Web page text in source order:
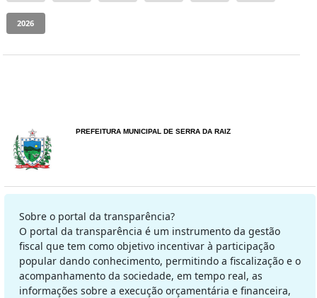
PREFEITURA MUNICIPAL DE SERRA DA RAIZ
Sobre o portal da transparência?
O portal da transparência é um instrumento da gestão
fiscal que tem como objetivo incentivar à participação
popular dando conhecimento, permitindo a fiscalização e o
acompanhamento da sociedade, em tempo real, as
informações sobre a execução orçamentária e financeira,